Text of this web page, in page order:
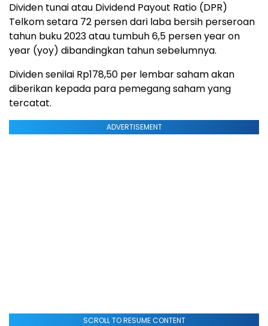
Dividen tunai atau Dividend Payout Ratio (DPR)
Telkom setara 72 persen dari laba bersih perseroan
tahun buku 2023 atau tumbuh 6,5 persen year on
year (yoy) dibandingkan tahun sebelumnya.
Dividen senilai Rp178,50 per lembar saham akan
diberikan kepada para pemegang saham yang
tercatat.
ADVERTISEMENT
SCROLL TO RESUME CONTENT